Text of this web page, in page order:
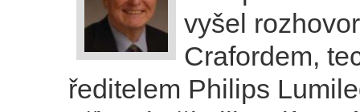
vyšel
Crafordem,
ředitelem Philips